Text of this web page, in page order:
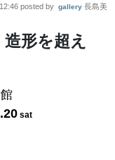
posted by gallery 長島美
形を超え
.20 sat